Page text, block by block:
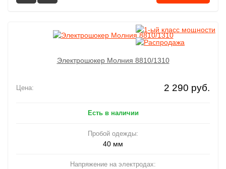
Электрошокер Молния 8810/1310
Цена: 2 290 руб.
Есть в наличии
Пробой одежды:
40 мм
Напряжение на электродах: